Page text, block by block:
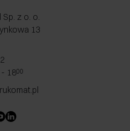
Sp. z o. o.
13
- 1800